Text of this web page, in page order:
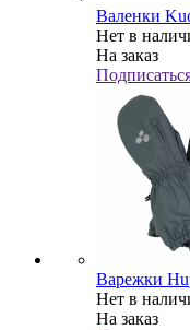
Валенки
Нет в
На заказ
Варежки
Нет в
На заказ